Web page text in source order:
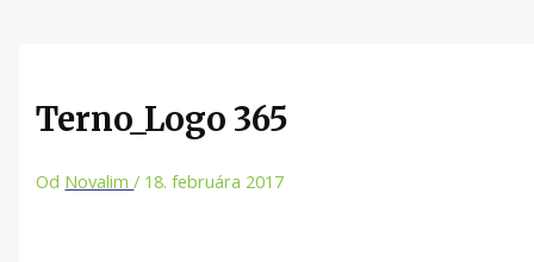
Terno_Logo 365
Od Novalim/ 18. februára 2017